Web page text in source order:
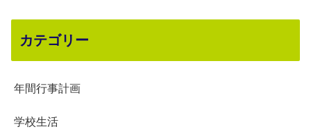
カテゴリー
年間行事計画
学校生活